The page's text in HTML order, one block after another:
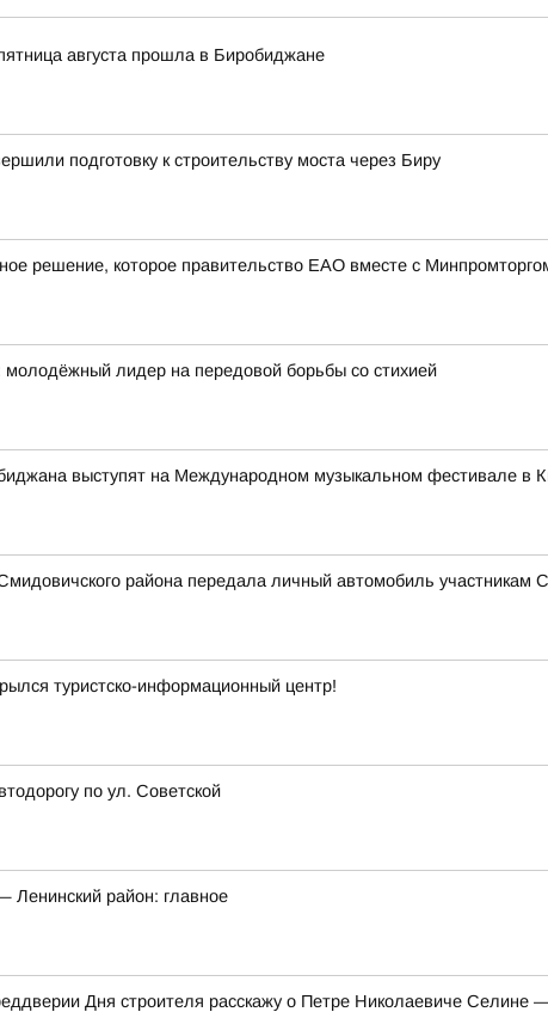
августа прошла в Биробиджане
подготовку к строительству моста через Биру
решение, которое правительство ЕАО вместе с
лидер на передовой борьбы со стихией
выступят на Международном музыкальном фестивале в
района передала личный автомобиль участникам
туристско-информационный центр!
по ул. Советской
Ленинский район: главное
Дня строителя расскажу о Петре Николаевиче Селине